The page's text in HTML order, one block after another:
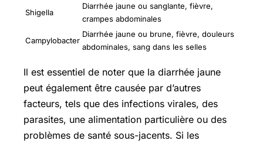
Shigella
Diarrhée jaune ou sanglante, fièvre,
crampes abdominales
Campylobacter
Diarrhée jaune ou brune, fièvre, douleurs
abdominales, sang dans les selles
Il est essentiel de noter que la diarrhée jaune
peut également être causée par d’autres
facteurs, tels que des infections virales, des
parasites, une alimentation particulière ou des
problèmes de santé sous-jacents. Si les